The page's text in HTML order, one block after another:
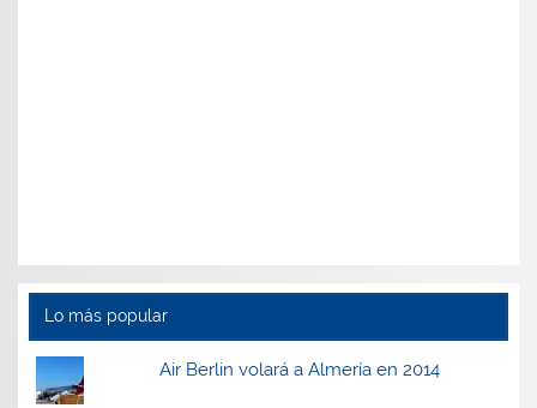
Lo más popular
Air Berlin volará a Almería en 2014